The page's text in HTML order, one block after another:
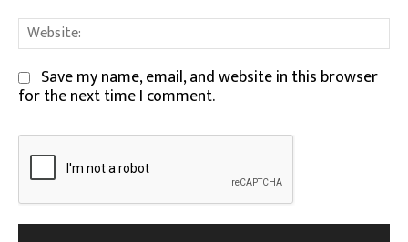
Save my name, email, and website in this browser
for the next time I comment.